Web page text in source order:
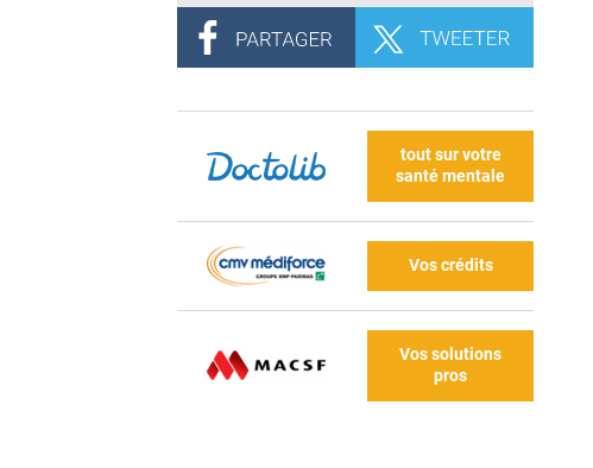
tout sur votre
santé mentale
Vos crédits
Vos solutions
pros